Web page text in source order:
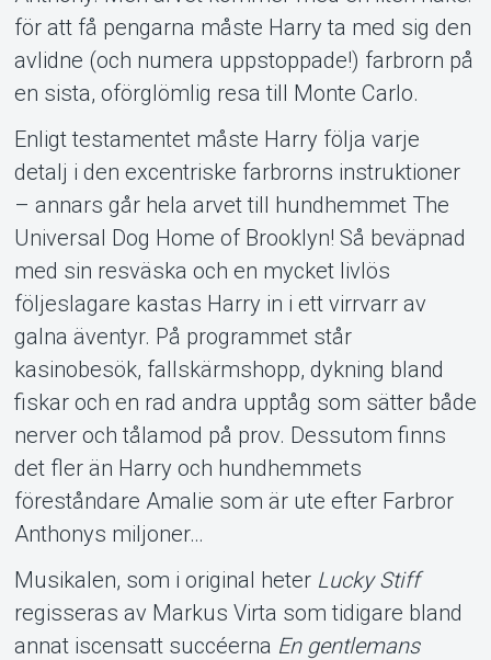
Om Tickster
för att få pengarna måste Harry ta med sig den
avlidne (och numera uppstoppade!) farbrorn på
en sista, oförglömlig resa till Monte Carlo.
Enligt testamentet måste Harry följa varje
detalj i den excentriske farbrorns instruktioner
– annars går hela arvet till hundhemmet The
Universal Dog Home of Brooklyn! Så beväpnad
med sin resväska och en mycket livlös
följeslagare kastas Harry in i ett virrvarr av
galna äventyr. På programmet står
kasinobesök, fallskärmshopp, dykning bland
fiskar och en rad andra upptåg som sätter både
nerver och tålamod på prov. Dessutom finns
det fler än Harry och hundhemmets
föreståndare Amalie som är ute efter Farbror
Anthonys miljoner…
Musikalen, som i original heter Lucky Stiff
regisseras av Markus Virta som tidigare bland
annat iscensatt succéerna En gentlemans